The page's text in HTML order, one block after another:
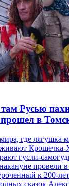
Русью
в
где лягушка
Крошечка-
гусли-
провели
к 200-
сказок